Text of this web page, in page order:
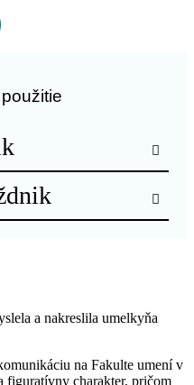
a nakreslila umelkyňa
na Fakulte umení v
figuratívny charakter, pričom